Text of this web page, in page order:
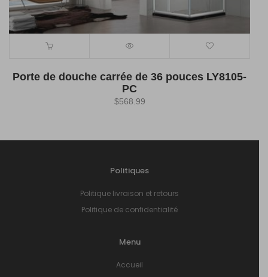
Porte de douche carrée de 36 pouces LY8105-
PC
$568.99
Politiques
Politique livraison et retours
Politique de confidentialité
Menu
Accueil